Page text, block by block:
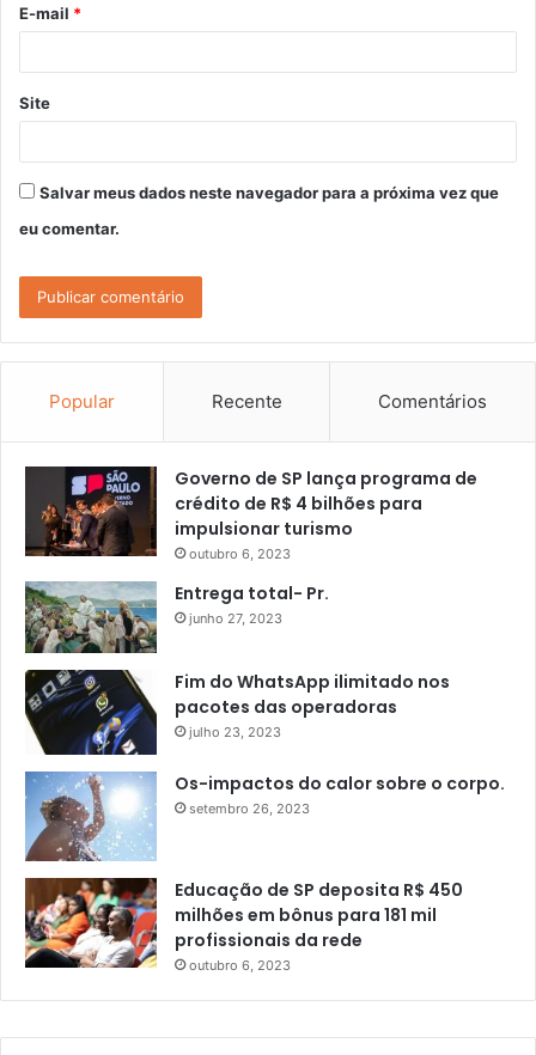
*
E-mail *
Site
Salvar meus dados neste navegador para a próxima vez que
eu comentar.
Popular Recente Comentários
Governo de SP lança programa de
crédito de R$ 4 bilhões para
impulsionar turismo
outubro 6, 2023
Entrega total- Pr.
junho 27, 2023
Fim do WhatsApp ilimitado nos
pacotes das operadoras
julho 23, 2023
Os-impactos do calor sobre o corpo.
setembro 26, 2023
Educação de SP deposita R$ 450
milhões em bônus para 181 mil
profissionais da rede
outubro 6, 2023